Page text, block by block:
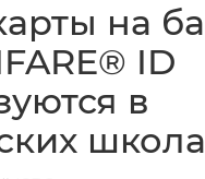
на
ID
в